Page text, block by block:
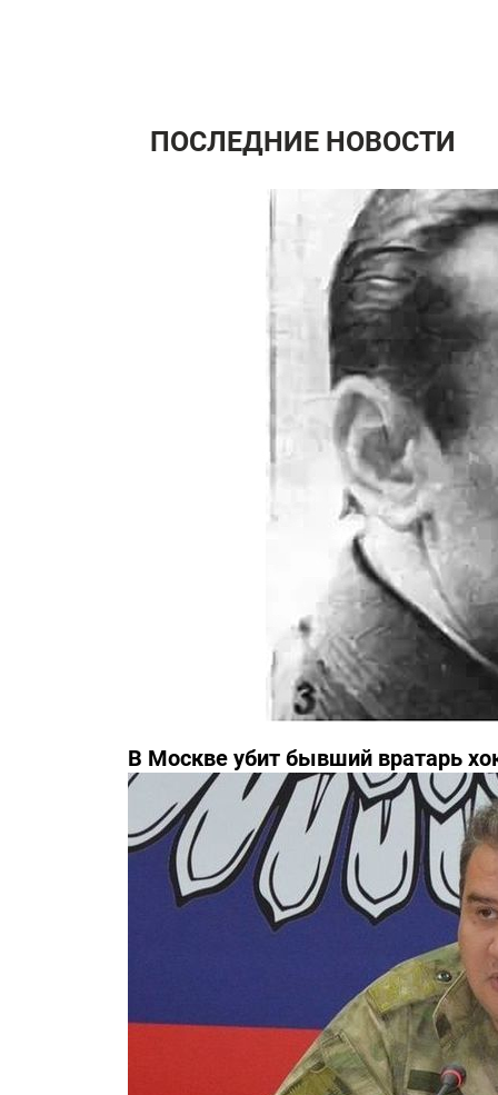
ПОСЛЕДНИЕ НОВОСТИ
В Москве убит бывший вратарь
Третьяка